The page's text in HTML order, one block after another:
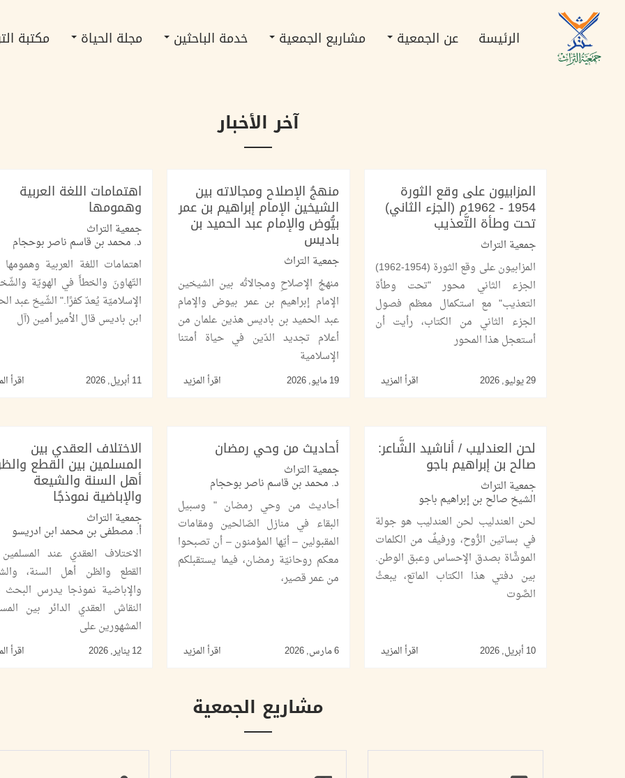
الرئيسي navigation
الرئيسة عن الجمعية مشاريع الجمعية خدمة الباحثين مجلة الحياة مكتبة
آخر الأخبار
المزابيون على وقع الثورة
1954 - 1962م (الجزء الثاني)
تحت وطأة التَّعذيب
جمعية التراث
المزابيون على وقع الثورة (1954-1962)
الجزء الثاني محور "تحت وطأة
التعذيب" مع استكمال معظم فصول
الجزء الثاني من الكتاب، رأيت أن
أستعجل هذا المحور
29 يوليو, 2026 اقرأ المزيد
منهجُ الإصلاح ومجالاته بين
الشيخين الإمام إبراهيم بن عمر
بيُّوض والإمام عبد الحميد بن
باديس
جمعية التراث
منهجُ الإصلاحِ ومجالاتُه بين الشيخين
الإمام إبراهيم بن عمر بيوض والإمام
عبد الحميد بن باديس هذين علمان من
أعلام تجديد الدّين في حياة أمتنا
الإسلامية
19 مايو, 2026 اقرأ المزيد
اهتمامات اللغة العربية
وهمومها
جمعية التراث
د. محمد بن قاسم ناصر بوحجام
اهتمامات اللغة العربية
التّهاونَ والخطأَ في الهويّة
الإسلاميّة يُعدّ كفرًا." الشّيخ عبد
ابن باديس قال الأمير أمين (آل
11 أبريل, 2026 اقرأ
لحن العندليب / أناشيد الشَّاعر:
صالح بن إبراهيم باجو
جمعية التراث
الشيخ صالح بن إبراهيم باجو
لحن العندليب لحن العندليب هو جولة
في بساتين الرُّوح، ورفيفٌ من الكلمات
الموشَّاة بصدق الإحساس وعبق الوطن.
بين دفتي هذا الكتاب الماتع، يبعثُ
الصَّوت
10 أبريل, 2026 اقرأ المزيد
أحاديث من وحي رمضان
جمعية التراث
د. محمد بن قاسم ناصر بوحجام
أحاديث من وحي رمضان " وسبيل
البقاء في منازل الصّالحين ومقامات
المقبولين – أيّها المؤمنون – أن تصبحوا
معكم روحانيّة رمضان، فيما يستقبلكم
من عمر قصير،
6 مارس, 2026 اقرأ المزيد
الاختلاف العقدي بين
المسلمين بين القطع
أهل السنة والشيعة
والإباضية نموذجًا
جمعية التراث
أ. مصطفى بن محمد ابن ادريسو
الاختلاف العقدي عند
القطع والظن أهل السنة،
والإباضية نموذجا يدرس البحث
النقاش العقدي الدائر بين
المشهورين على
12 يناير, 2026 اقرأ
مشاريع الجمعية